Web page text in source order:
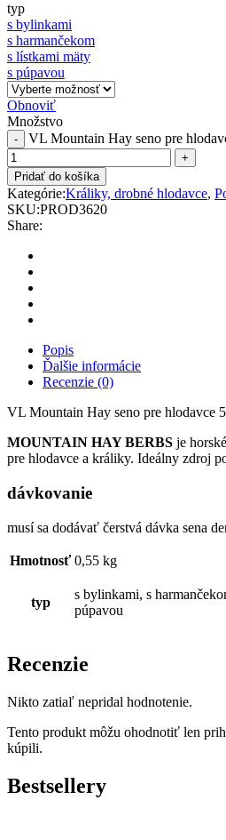
typ
s bylinkami
s harmančekom
s lístkami mäty
s púpavou
Obnoviť
Množstvo
VL Mountain Hay seno pre
Pridať do košíka
Kategórie:Králiky, drobné hlodavce,
SKU:PROD3620
Share:
Popis
Ďalšie informácie
Recenzie (0)
VL Mountain Hay seno pre hlodavce
MOUNTAIN HAY BERBS je
pre hlodavce a králiky. Ideálny zdroj
dávkovanie
musí sa dodávať čerstvá dávka sena
Hmotnosť 0,55 kg
typ
s bylinkami, s
púpavou
Recenzie
Nikto zatiaľ nepridal hodnotenie.
Tento produkt môžu ohodnotiť len
kúpili.
Bestsellery